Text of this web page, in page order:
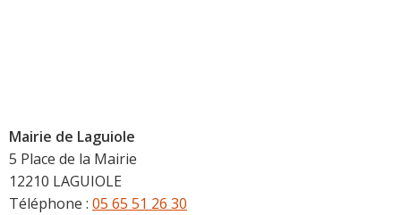
Mairie de Laguiole
5 Place de la Mairie
12210 LAGUIOLE
Téléphone : 05 65 51 26 30